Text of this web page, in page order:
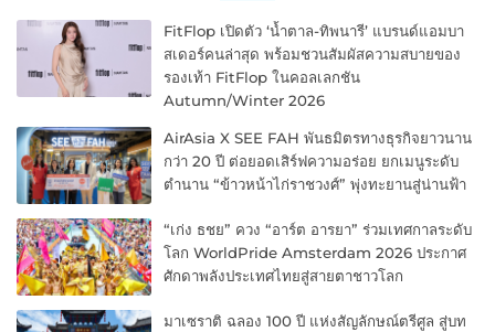
FitFlop เปิดตัว ‘น้ำตาล-ทิพนารี’ แบรนด์แอมบา
สเดอร์คนล่าสุด พร้อมชวนสัมผัสความสบายของ
รองเท้า FitFlop ในคอลเลกชัน
Autumn/Winter 2026
AirAsia X SEE FAH พันธมิตรทางธุรกิจยาวนาน
กว่า 20 ปี ต่อยอดเสิร์ฟความอร่อย ยกเมนูระดับ
ตำนาน “ข้าวหน้าไก่ราชวงศ์” พุ่งทะยานสู่น่านฟ้า
“เก่ง ธชย” ควง “อาร์ต อารยา” ร่วมเทศกาลระดับ
โลก WorldPride Amsterdam 2026 ประกาศ
ศักดาพลังประเทศไทยสู่สายตาชาวโลก
มาเซราติ ฉลอง 100 ปี แห่งสัญลักษณ์ตรีศูล สู่บท